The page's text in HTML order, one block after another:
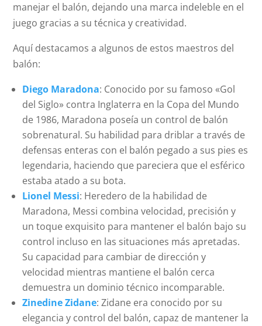
manejar el balón, dejando una marca indeleble en el
juego gracias a su técnica y creatividad.
Aquí destacamos a algunos de estos maestros del
balón:
Diego Maradona: Conocido por su famoso «Gol
del Siglo» contra Inglaterra en la Copa del Mundo
de 1986, Maradona poseía un control de balón
sobrenatural. Su habilidad para driblar a través de
defensas enteras con el balón pegado a sus pies es
legendaria, haciendo que pareciera que el esférico
estaba atado a su bota.
Lionel Messi: Heredero de la habilidad de
Maradona, Messi combina velocidad, precisión y
un toque exquisito para mantener el balón bajo su
control incluso en las situaciones más apretadas.
Su capacidad para cambiar de dirección y
velocidad mientras mantiene el balón cerca
demuestra un dominio técnico incomparable.
Zinedine Zidane: Zidane era conocido por su
elegancia y control del balón, capaz de mantener la